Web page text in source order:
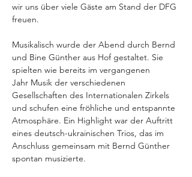
wir uns über viele Gäste am Stand der DFG
freuen.
Musikalisch wurde der Abend durch Bernd
und Bine Günther aus Hof gestaltet. Sie
spielten wie bereits im vergangenen
Jahr Musik der verschiedenen
Gesellschaften des Internationalen Zirkels
und schufen eine fröhliche und entspannte
Atmosphäre. Ein Highlight war der Auftritt
eines deutsch-ukrainischen Trios, das im
Anschluss gemeinsam mit Bernd Günther
spontan musizierte.